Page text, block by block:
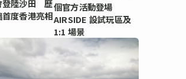
登陸沙田 歷
度香港亮相
個官方活動登場
AIRSIDE 設試玩區及
1:1 場景